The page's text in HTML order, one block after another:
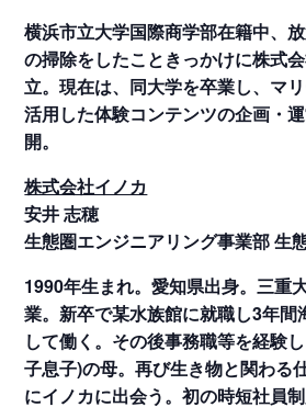
横浜市立大学国際商学部在籍中、
の掃除をしたこときっかけに株式
立。現在は、同大学を卒業し、マ
活用した体験コンテンツの企画・
開。
株式会社イノカ
安井 志穂
生態圏エンジニアリング事業部 生
1990年生まれ。愛知県出身。三重
業。新卒で某水族館に就職し3年間
して働く。その後事務職等を経験
子息子)の母。再び生き物と関わる
にイノカに出会う。初の時短社員